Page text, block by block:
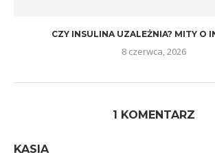
CZY INSULINA UZALEŻNIA? MITY O
8 czerwca, 2026
1 KOMENTARZ
KASIA